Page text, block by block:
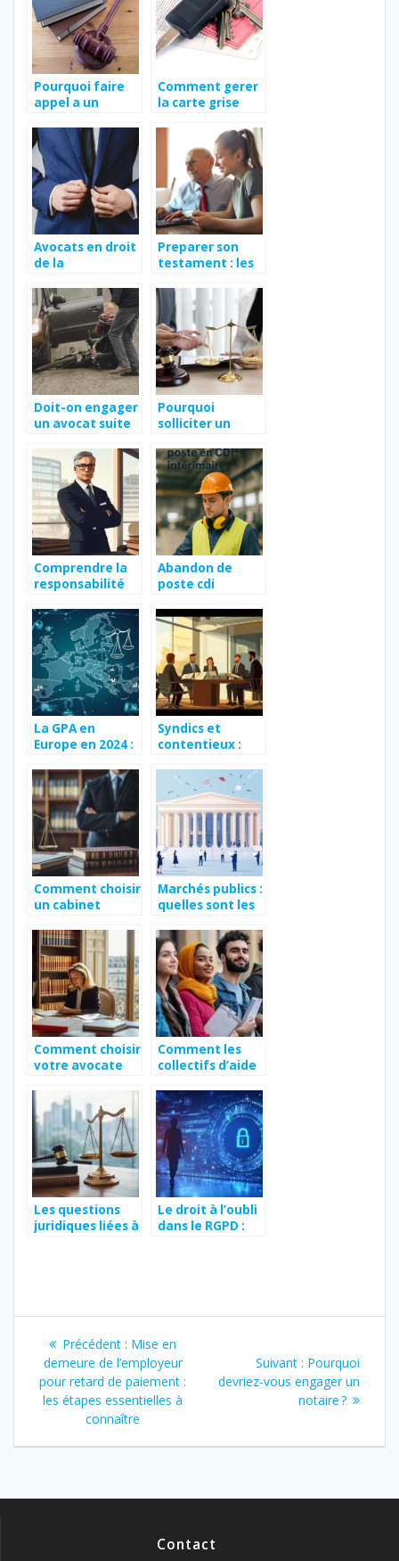
Pourquoi faire
appel a un
Comment gerer
la carte grise
du conjoint ?
Avocats en droit
de la
dans quels cas
solliciter leur
expertise ?
Preparer son
testament : les
essentielles a
connaitre
Doit-on engager
un avocat suite
la route ?
Pourquoi
solliciter un
du travail
Comprendre la
responsabilité
l’importance
d’un avocat en
cas de faute
médicale
Abandon de
poste cdi
La GPA en
Europe en 2024 :
infos sur le suivi
medical des
meres porteuses
Syndics et
contentieux :
obligations et
les recours des
coproprietaires
Comment choisir
un cabinet
spécialisé en
dommage
corporel après
un accident ?
Marchés publics :
quelles sont les
personnes
morales de droit
public ?
Comment choisir
votre avocate
des affaires
familiales et
commerciales
Comment les
collectifs d’aide
informent sur la
Santé et
Immigration :
Maladies à
Connaître pour
votre Titre de
Séjour en France
Les questions
juridiques liées à
anticoncurrentie
lles dans vos
projets
Le droit à l’oubli
dans le RGPD :
Navigation
de
l’article
Précédent : Article
précédent
:
Mise en
demeure de l’employeur
pour retard de paiement :
les étapes essentielles à
connaître
Suivant : Article
suivant
:
Pourquoi
devriez-vous engager un
notaire ?
Contact